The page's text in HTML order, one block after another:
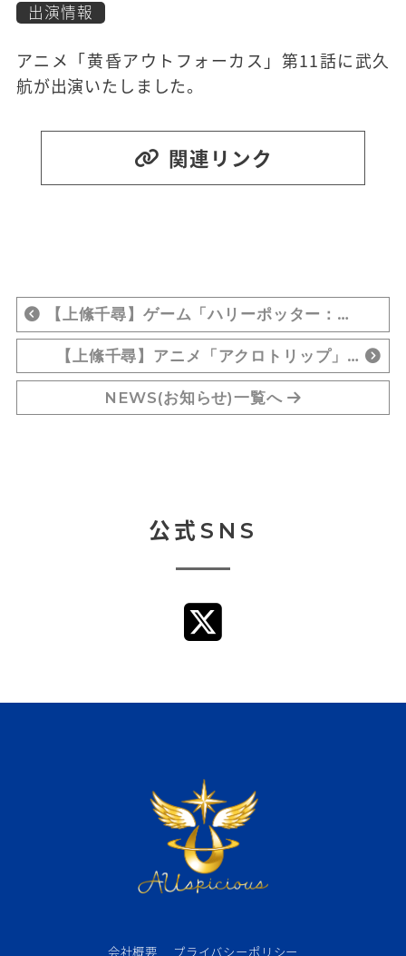
出演情報
アニメ「黄昏アウトフォーカス」第11話に武久
航が出演いたしました。
関連リンク
【上絛千尋】ゲーム「ハリーポッター：…
【上絛千尋】アニメ「アクロトリップ」…
NEWS(お知らせ)一覧へ
公式SNS
会社概要 プライバシーポリシー